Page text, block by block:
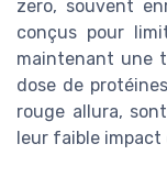
zero, souvent
conçus pour
maintenant une
dose de
rouge allura,
leur faible impact